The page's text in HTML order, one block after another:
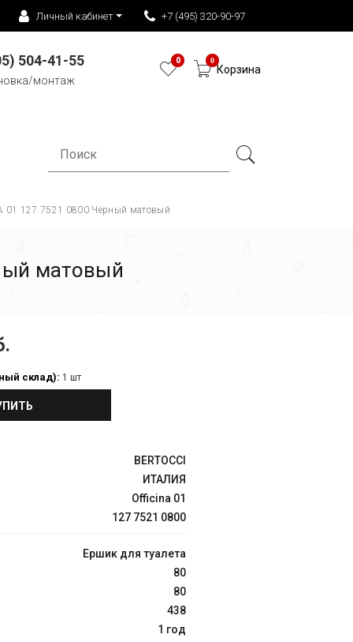
Личный кабинет +7 (495) 320-90-97
504-41-55
монтаж
0 0
Корзина
01 127 7521 0800 Чёрный матовый
матовый
склад): 1 шт
BERTOCCI
ИТАЛИЯ
Officina 01
127 7521 0800
Ершик для туалета
80
80
438
1 год